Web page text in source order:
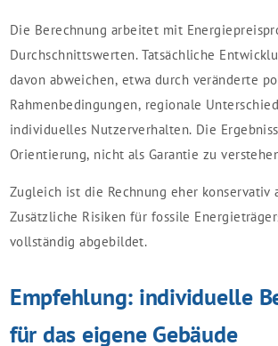
Die Berechnung arbeitet mit
Durchschnittswerten. Tatsächliche
davon abweichen, etwa durch veränderte
Rahmenbedingungen, regionale
individuelles Nutzerverhalten. Die
Orientierung, nicht als Garantie zu
Zugleich ist die Rechnung eher konservativ
Zusätzliche Risiken für fossile
vollständig abgebildet.
Empfehlung: individuelle
für das eigene Gebäude